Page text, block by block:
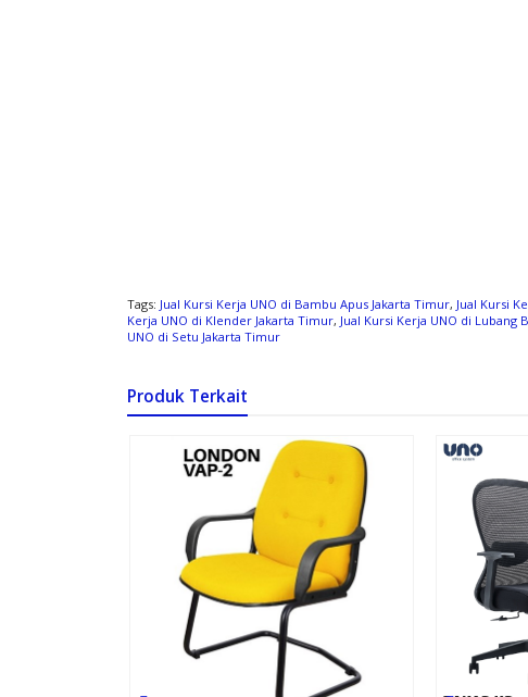
Tags: Jual Kursi Kerja UNO di Bambu Apus Jakarta Timur, Jual Kursi
Kerja UNO di Klender Jakarta Timur, Jual Kursi Kerja UNO di Lubang
UNO di Setu Jakarta Timur
Produk Terkait